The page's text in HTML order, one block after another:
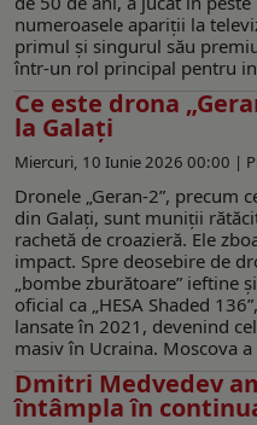
numeroasele apariții la
primul și singurul său
într-un rol principal pentru
Ce este drona
la Galați
Miercuri, 10 Iunie 2026 00:00 |
Dronele „Geran-2”, precum
din Galați, sunt muniții
rachetă de croazieră. Ele
impact. Spre deosebire de
„bombe zburătoare” ieftine
oficial ca „HESA Shaded
lansate în 2021, devenind
masiv în Ucraina. Moscova
Dmitri Medvedev
întâmpla în